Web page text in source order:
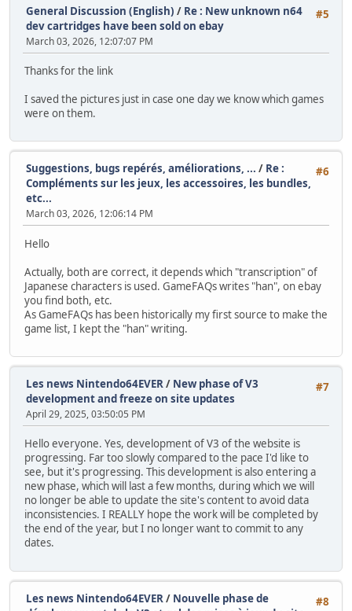
#5
General Discussion (English) / Re : New unknown n64
dev cartridges have been sold on ebay
March 03, 2026, 12:07:07 PM
Thanks for the link
I saved the pictures just in case one day we know which games
were on them.
#6
Suggestions, bugs repérés, améliorations, ... / Re :
Compléments sur les jeux, les accessoires, les bundles,
etc...
March 03, 2026, 12:06:14 PM
Hello
Actually, both are correct, it depends which "transcription" of
Japanese characters is used. GameFAQs writes "han", on ebay
you find both, etc.
As GameFAQs has been historically my first source to make the
game list, I kept the "han" writing.
#7
Les news Nintendo64EVER/ New phase of V3
development and freeze on site updates
April 29, 2025, 03:50:05 PM
Hello everyone. Yes, development of V3 of the website is
progressing. Far too slowly compared to the pace I'd like to
see, but it's progressing. This development is also entering a
new phase, which will last a few months, during which we will
no longer be able to update the site's content to avoid data
inconsistencies. I REALLY hope the work will be completed by
the end of the year, but I no longer want to commit to any
dates.
#8
Les news Nintendo64EVER / Nouvelle phase de